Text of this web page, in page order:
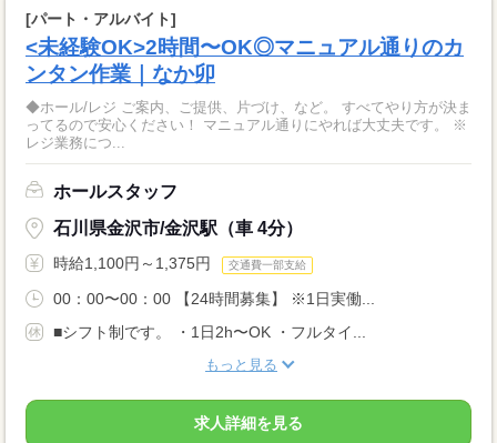
[パート・アルバイト]
<未経験OK>2時間〜OK◎マニュアル通りのカ
ンタン作業｜なか卯
◆ホール/レジ ご案内、ご提供、片づけ、など。 すべてやり方が決ま
ってるので安心ください！ マニュアル通りにやれば大丈夫です。 ※
レジ業務につ...
ホールスタッフ
石川県金沢市/金沢駅（車 4分）
時給1,100円～1,375円 交通費一部支給
00：00〜00：00 【24時間募集】 ※1日実働...
■シフト制です。 ・1日2h〜OK ・フルタイ...
もっと見る
求人詳細を見る